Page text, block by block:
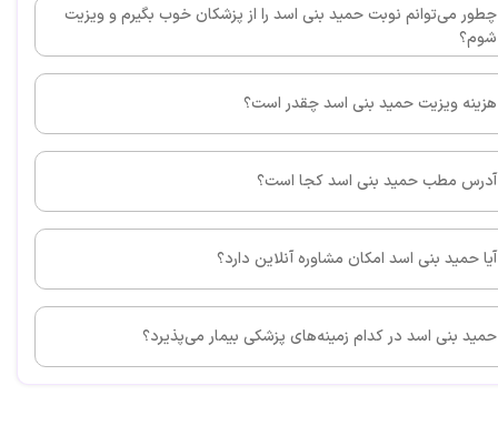
عالی عمل می‌کنند
این پزشک را پیشنهاد می کنم
این پزشک را پیشنهاد می کنم
کامل و پیشرفته و جناب دکتر و پرسنل بسیار
چطور می‌توانم نوبت حمید بنی اسد را از پزشکان خوب بگیرم و ویزیت
شوم؟
هزینه ویزیت حمید بنی اسد چقدر است؟
آدرس مطب حمید بنی اسد کجا است؟
آیا حمید بنی اسد امکان مشاوره آنلاین دارد؟
حمید بنی اسد در کدام زمینه‌های پزشکی بیمار می‌پذیرد؟